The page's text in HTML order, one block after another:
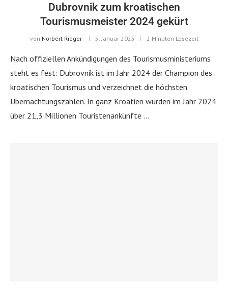
Dubrovnik zum kroatischen
Tourismusmeister 2024 gekürt
von Norbert Rieger 5. Januar 2025 2 Minuten Lesezeit
Nach offiziellen Ankündigungen des Tourismusministeriums
steht es fest: Dubrovnik ist im Jahr 2024 der Champion des
kroatischen Tourismus und verzeichnet die höchsten
Übernachtungszahlen. In ganz Kroatien wurden im Jahr 2024
über 21,3 Millionen Touristenankünfte …